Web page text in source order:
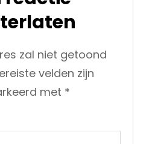
zal niet getoond
velden zijn
met *